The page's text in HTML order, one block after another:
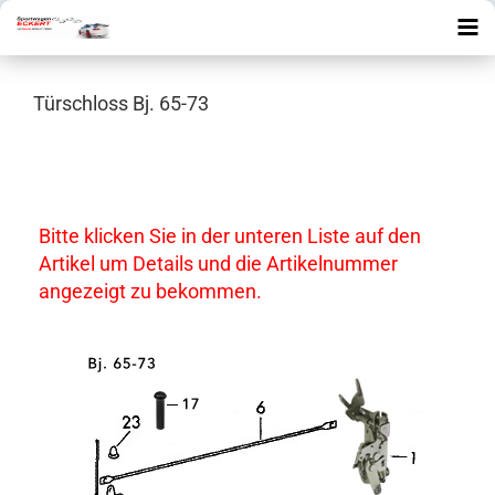
Türschloss Bj. 65-73
Bitte klicken Sie in der unteren Liste auf den
Artikel um Details und die Artikelnummer
angezeigt zu bekommen.